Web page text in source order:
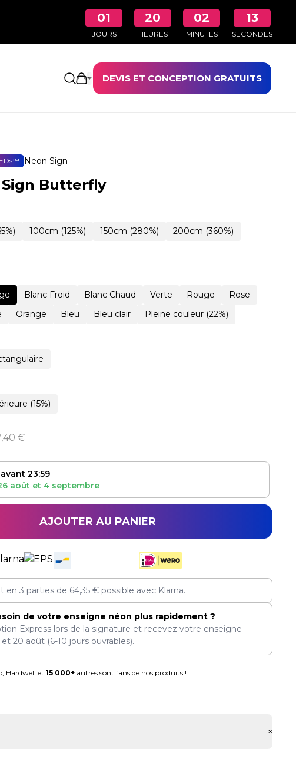
01
JOURS
20
HEURES
02
MINUTES
12
SECONDES
Ouvrir le panier
DEVIS ET CONCEPTION GRATUITS
Neon Sign
Sign Butterfly
100cm (125%) 150cm (280%)
200cm (360%)
Blanc Froid Blanc Chaud Verte Rouge
Rose
Orange Bleu Bleu clair Pleine couleur (22%)
(15%)
€
23:59
août et 4 septembre
AJOUTER AU PANIER
en 3 parties de 64,35€ possible avec Klarna.
de votre enseigne néon plus rapidement ?
Express lors de la signature et recevez votre enseigne
20 août(6-10 jours ouvrables).
Hardwell et 15 000+autres sont fans de nos produits !
+